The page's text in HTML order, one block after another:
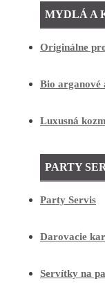
MYDLÁ A
Originálne
Bio arganové
Luxusná
PARTY
Party Servis
Darovacie
Servítky na